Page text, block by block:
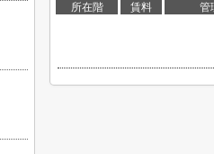
所在階 賃料 管